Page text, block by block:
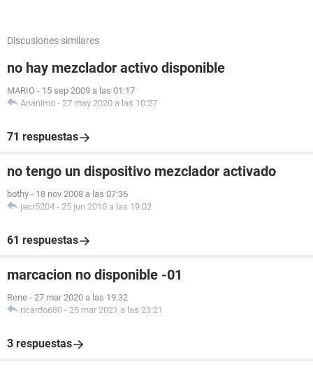
Discusiones similares
no hay mezclador activo disponible
MARIO - 15 sep 2009 a las 01:17
Ananimo - 27 may 2020 a las 10:27
71 respuestas
no tengo un dispositivo mezclador activado
bothy - 18 nov 2008 a las 07:36
jacr5204 - 25 jun 2010 a las 19:02
61 respuestas
marcacion no disponible -01
Rene - 27 mar 2020 a las 19:32
ricardo680 - 25 mar 2021 a las 23:21
3 respuestas